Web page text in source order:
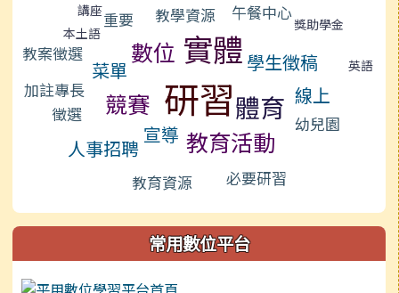
講座重要 教學資源 午餐中心
本土語 獎助學金
教案徵選 數位 實體
菜單 學生徵稿 英語
加註專長 競賽 研習體育 線上
徵選 幼兒園
人事招聘
宣導 教育活動
教育資源 必要研習
常用數位平台